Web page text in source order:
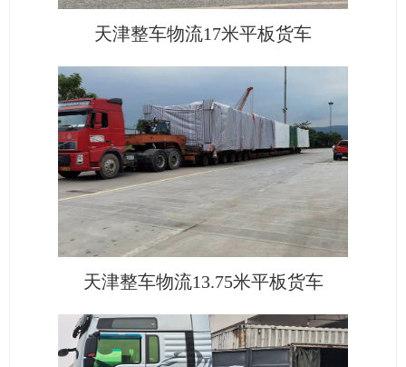
天津整车物流17米平板货车
天津整车物流13.75米平板货车